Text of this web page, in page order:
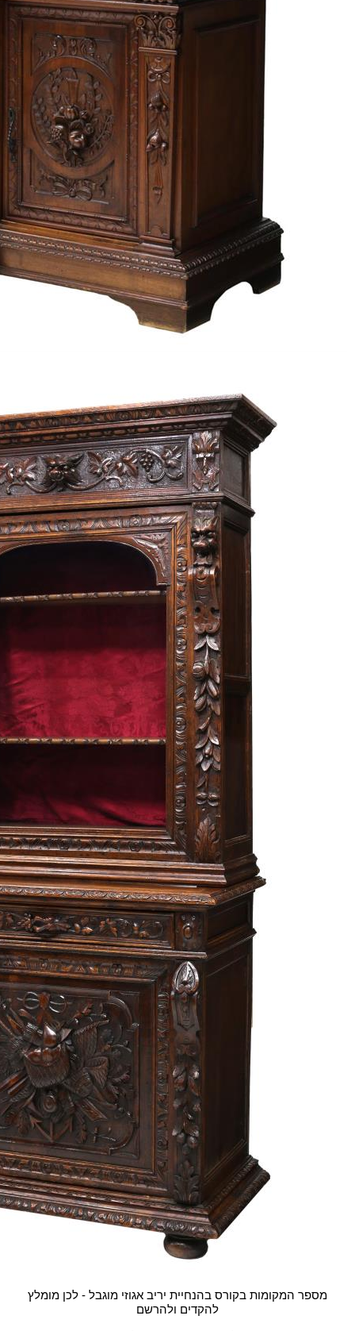
מספר המקומות בקורס בהנחיית יריב אגוזי מוגבל - לכן מומלץ
להקדים ולהרשם